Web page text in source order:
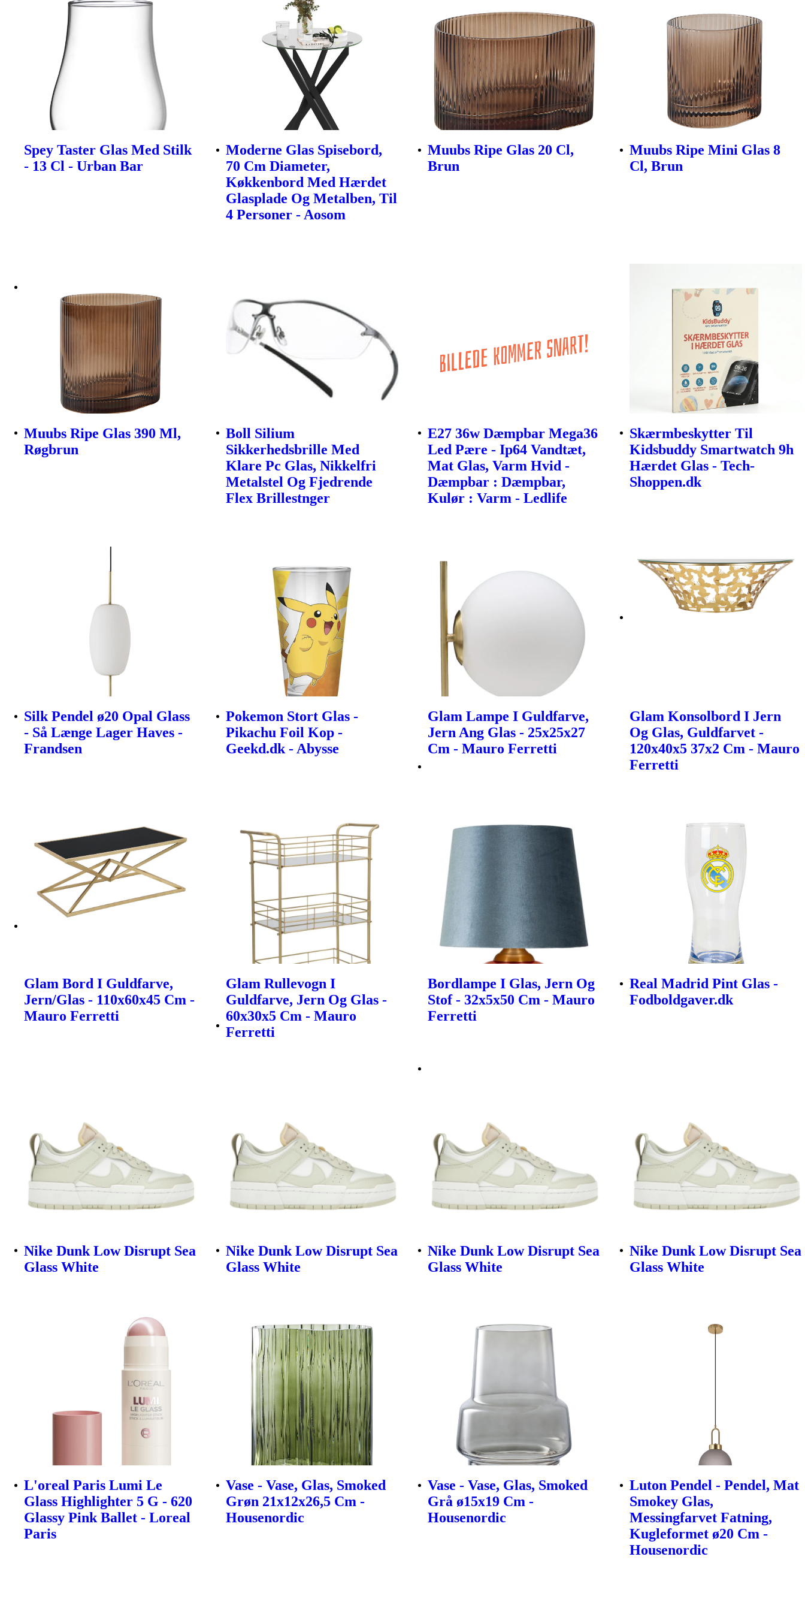
Spey Taster Glas Med Stilk
- 13 Cl - Urban Bar
Moderne Glas Spisebord,
70 Cm Diameter,
Køkkenbord Med Hærdet
Glasplade Og Metalben, Til
4 Personer - Aosom
Muubs Ripe Glas 20 Cl,
Brun
Muubs Ripe Mini Glas 8
Cl, Brun
Muubs Ripe Glas 390 Ml,
Røgbrun
Boll Silium
Sikkerhedsbrille Med
Klare Pc Glas, Nikkelfri
Metalstel Og Fjedrende
Flex Brillestnger
E27 36w Dæmpbar Mega36
Led Pære - Ip64 Vandtæt,
Mat Glas, Varm Hvid -
Dæmpbar : Dæmpbar,
Kulør : Varm - Ledlife
Skærmbeskytter Til
Kidsbuddy Smartwatch 9h
Hærdet Glas - Tech-
Shoppen.dk
Silk Pendel ø20 Opal Glass
- Så Længe Lager Haves -
Frandsen
Pokemon Stort Glas -
Pikachu Foil Kop -
Geekd.dk - Abysse
Glam Lampe I Guldfarve,
Jern Ang Glas - 25x25x27
Cm - Mauro Ferretti
Glam Konsolbord I Jern
Og Glas, Guldfarvet -
120x40x5 37x2 Cm - Mauro
Ferretti
Glam Bord I Guldfarve,
Jern/Glas - 110x60x45 Cm -
Mauro Ferretti
Glam Rullevogn I
Guldfarve, Jern Og Glas -
60x30x5 Cm - Mauro
Ferretti
Bordlampe I Glas, Jern Og
Stof - 32x5x50 Cm - Mauro
Ferretti
Real Madrid Pint Glas -
Fodboldgaver.dk
Nike Dunk Low Disrupt Sea
Glass White
Nike Dunk Low Disrupt Sea
Glass White
Nike Dunk Low Disrupt Sea
Glass White
Nike Dunk Low Disrupt Sea
Glass White
L'oreal Paris Lumi Le
Glass Highlighter 5 G - 620
Glassy Pink Ballet - Loreal
Paris
Vase - Vase, Glas, Smoked
Grøn 21x12x26,5 Cm -
Housenordic
Vase - Vase, Glas, Smoked
Grå ø15x19 Cm -
Housenordic
Luton Pendel - Pendel, Mat
Smokey Glas,
Messingfarvet Fatning,
Kugleformet ø20 Cm -
Housenordic